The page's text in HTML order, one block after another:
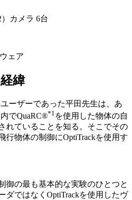
カメラ 6台
ェア
緯
ーザーであった平田先生は、あ
でQuaRC®*1 を使用した物体の自
れていることを知る。そこでその
行物体の制御にOptiTrackを使用す
御の最も基本的な実験のひとつと
ダではなくOptiTrackを使用したヴ